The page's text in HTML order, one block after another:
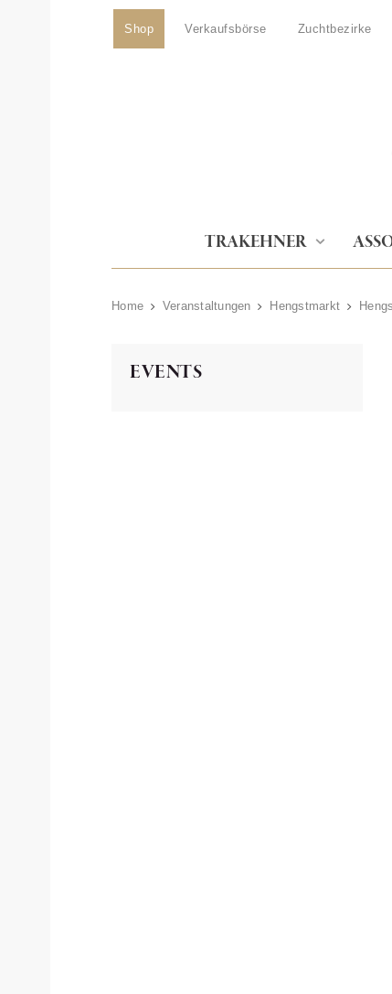
Shop Verkaufsbörse Zuchtbezirke
TRAKEHNER
Home Veranstaltungen Hengstmarkt
EVENTS